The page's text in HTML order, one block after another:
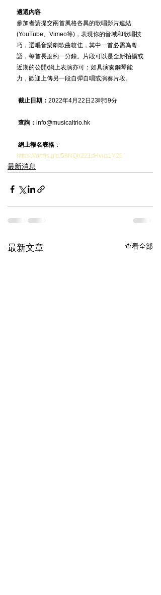
遴選內容
參加者請提交兩首風格各異的歌唱影片連結
(YouTube、Vimeo等)，表現你的音域和歌唱技
巧，選唱音樂劇歌曲較佳，其中一首必需為粵
語，每首長度約一分鐘。片段可以是全新拍攝或
近期的公開/網上表演亦可；如具演奏鋼琴能
力，歡迎上傳另一段自彈自唱或演奏片段。
截止日期： 2022年4月22日23時59分
查詢： info@musicaltrio.hk
網上報名表格 ：
https://forms.gle/58NQb221sHvus1Y29
最新消息
最新文章 查看全部